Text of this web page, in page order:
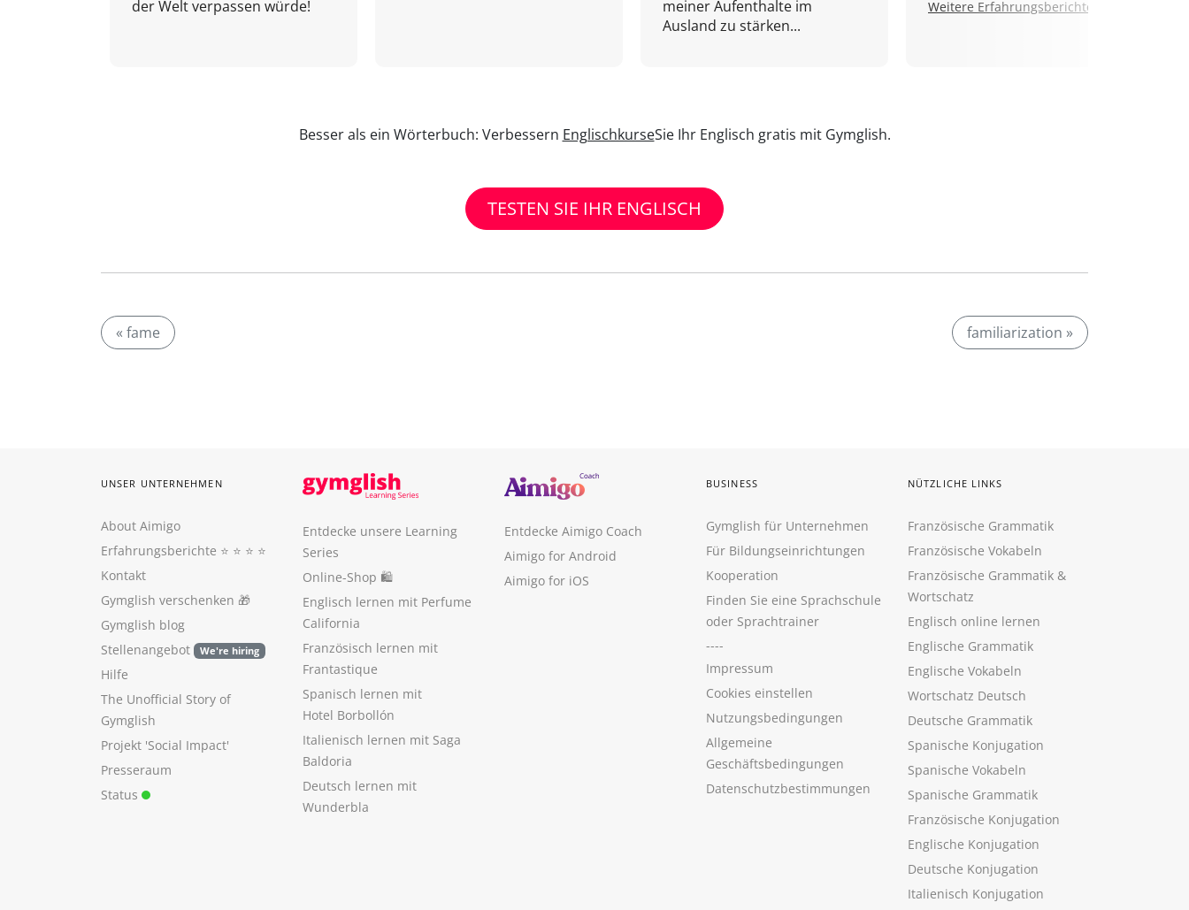
der Welt verpassen würde!
meiner Aufenthalte im
Ausland zu stärken...
Weitere Erfahrungsberichte.
Besser als ein Wörterbuch: Verbessern EnglischkurseSie Ihr Englisch gratis mit Gymglish.
TESTEN SIE IHR ENGLISCH
« fame familiarization »
UNSER UNTERNEHMEN
About Aimigo
Erfahrungsberichte ⭐️ ⭐️ ⭐️ ⭐️
Kontakt
Gymglish verschenken 🎁
Gymglish blog
Stellenangebot
We're hiring
Hilfe
The Unofficial Story of
Gymglish
Projekt 'Social Impact'
Presseraum
Status
Entdecke unsere Learning
Series
Online-Shop 🛍
Englisch lernen mit Perfume
California
Französisch lernen mit
Frantastique
Spanisch lernen mit
Hotel Borbollón
Italienisch lernen mit Saga
Baldoria
Deutsch lernen mit
Wunderbla
Entdecke Aimigo Coach
Aimigo for Android
Aimigo for iOS
BUSINESS
Gymglish für Unternehmen
Für Bildungseinrichtungen
Kooperation
Finden Sie eine Sprachschule
oder Sprachtrainer
----
Impressum
Cookies einstellen
Nutzungsbedingungen
Allgemeine
Geschäftsbedingungen
Datenschutzbestimmungen
NÜTZLICHE LINKS
Französische Grammatik
Französische Vokabeln
Französische Grammatik &
Wortschatz
Englisch online lernen
Englische Grammatik
Englische Vokabeln
Wortschatz Deutsch
Deutsche Grammatik
Spanische Konjugation
Spanische Vokabeln
Spanische Grammatik
Französische Konjugation
Englische Konjugation
Deutsche Konjugation
Italienisch Konjugation